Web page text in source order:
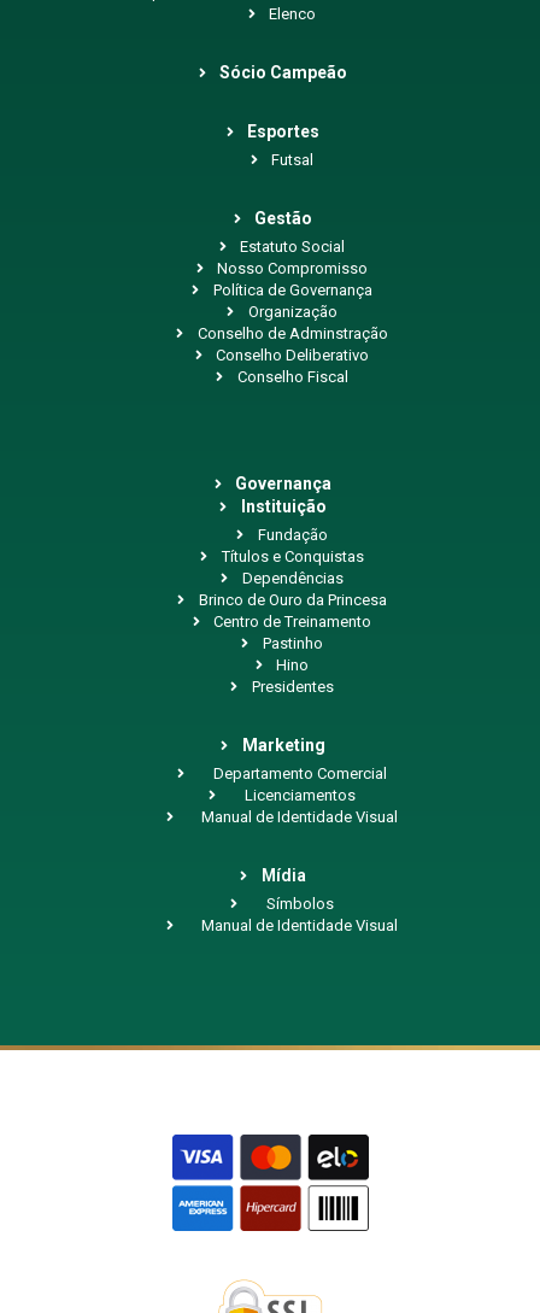
Elenco
Sócio Campeão
Esportes
Futsal
Gestão
Estatuto Social
Nosso Compromisso
Política de Governança
Organização
Conselho de Adminstração
Conselho Deliberativo
Conselho Fiscal
Governança
Instituição
Fundação
Títulos e Conquistas
Dependências
Brinco de Ouro da Princesa
Centro de Treinamento
Pastinho
Hino
Presidentes
Marketing
Departamento Comercial
Licenciamentos
Manual de Identidade Visual
Mídia
Símbolos
Manual de Identidade Visual